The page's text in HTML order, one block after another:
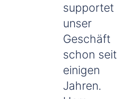
supportet
unser
Geschäft
schon seit
einigen
Jahren.